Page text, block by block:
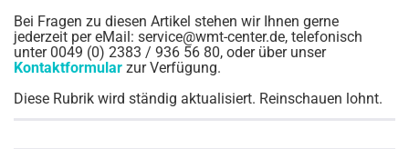
Bei Fragen zu diesen Artikel stehen wir Ihnen gerne
jederzeit per eMail: service@wmt-center.de, telefonisch
unter 0049 (0) 2383 / 936 56 80, oder über unser
Kontaktformular zur Verfügung.
Diese Rubrik wird ständig aktualisiert. Reinschauen lohnt.